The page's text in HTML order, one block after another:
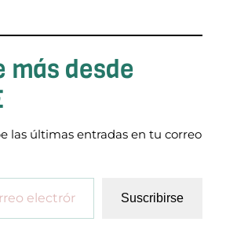
más desde
las últimas entradas en tu correo
Suscribirse